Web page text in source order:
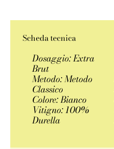
Scheda tecnica
Dosaggio: Extra
Brut
Metodo: Metodo
Classico
Colore: Bianco
Vitigno: 100%
Durella